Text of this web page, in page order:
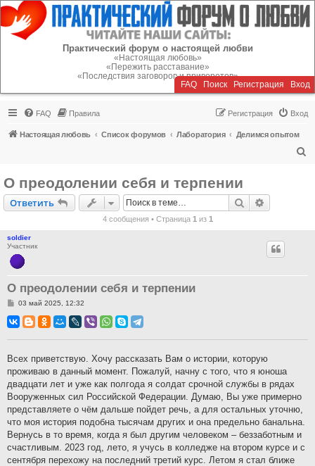
Регистрация
Практический форум о настоящей любви
«Настоящая любовь»
«Пережить расставание»
«Последствия заговоров и приворотов»
FAQ Поиск Регистрация Вход
FAQ Правила Вход
Регистрация
Настоящая любовь Список форумов Лаборатория
Делимся опытом
О преодолении себя и терпении
Ответить
Ответить Поиск
4 сообщения • Страница 1 из 1
soldier
Участник
О преодолении себя и терпении
С
о
б
и
е
03 май 2025, 12:32
Всех приветствую. Хочу рассказать Вам о истории, которую
проживаю в данный момент. Пожалуй, начну с того, что я юноша
двадцати лет и уже как полгода я солдат срочной службы в рядах
Вооруженных сил Российской Федерации. Думаю, Вы уже примерно
представляете о чём дальше пойдет речь, а для остальных уточню,
что моя история подобна тысячам других и она предельно банальна.
Вернусь в то время, когда я был другим человеком – беззаботным и
счастливым. 2023 год, лето, я учусь в колледже на втором курсе и с
сентября перехожу на последний третий курс. Летом я стал ближе